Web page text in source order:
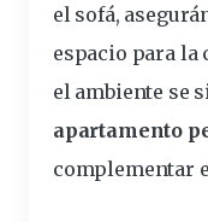
el sofá,
espacio para
el ambiente se
apartamento
complementar